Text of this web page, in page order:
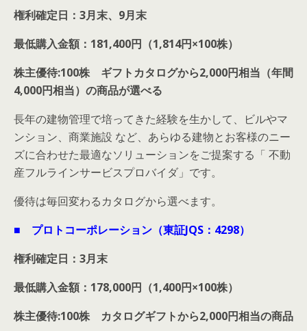
権利確定日：3月末、9月末
最低購入金額：181,400円（1,814円×100株）
株主優待:100株 ギフトカタログから2,000円相当（年間
4,000円相当）の商品が選べる
長年の建物管理で培ってきた経験を生かして、ビルやマ
ンション、商業施設 など、あらゆる建物とお客様のニー
ズに合わせた最適なソリューションをご提案する「 不動
産フルラインサービスプロバイダ」です。
優待は毎回変わるカタログから選べます。
■ プロトコーポレーション（東証JQS：4298）
権利確定日：3月末
最低購入金額：178,000円（1,400円×100株）
株主優待:100株 カタログギフトから2,000円相当の商品